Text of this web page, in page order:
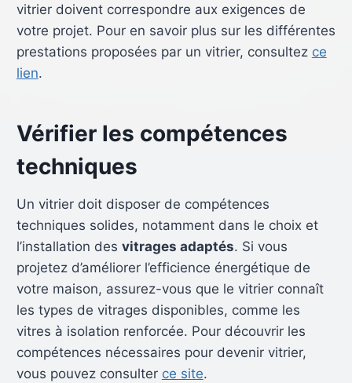
vitrier doivent correspondre aux exigences de
votre projet. Pour en savoir plus sur les différentes
prestations proposées par un vitrier, consultez ce
lien.
Vérifier les compétences
techniques
Un vitrier doit disposer de compétences
techniques solides, notamment dans le choix et
l’installation des vitrages adaptés. Si vous
projetez d’améliorer l’efficience énergétique de
votre maison, assurez-vous que le vitrier connaît
les types de vitrages disponibles, comme les
vitres à isolation renforcée. Pour découvrir les
compétences nécessaires pour devenir vitrier,
vous pouvez consulter ce site.